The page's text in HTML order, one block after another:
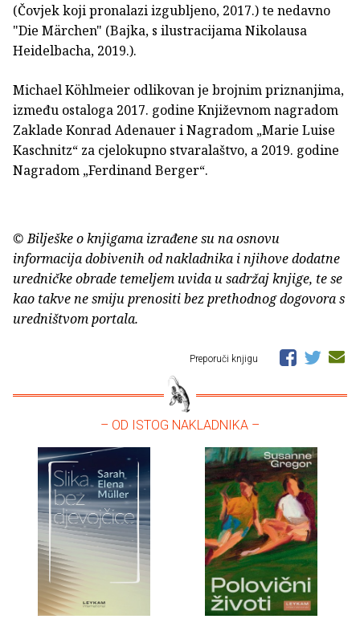
(Čovjek koji pronalazi izgubljeno, 2017.) te nedavno
"Die Märchen" (Bajka, s ilustracijama Nikolausa
Heidelbacha, 2019.).
Michael Köhlmeier odlikovan je brojnim priznanjima,
između ostaloga 2017. godine Književnom nagradom
Zaklade Konrad Adenauer i Nagradom „Marie Luise
Kaschnitz“ za cjelokupno stvaralaštvo, a 2019. godine
Nagradom „Ferdinand Berger“.
© Bilješke o knjigama izrađene su na osnovu
informacija dobivenih od nakladnika i njihove dodatne
uredničke obrade temeljem uvida u sadržaj knjige, te se
kao takve ne smiju prenositi bez prethodnog dogovora s
uredništvom portala.
Preporuči knjigu
– OD ISTOG NAKLADNIKA –